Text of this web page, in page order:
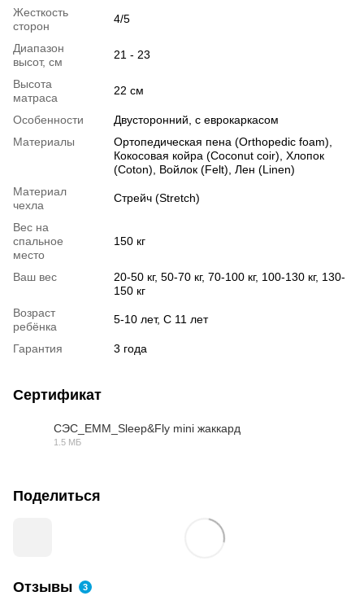
Жесткость
сторон
4/5
Диапазон
высот, см
21 - 23
Высота
матраса
22 см
Особенности
Двусторонний, с еврокаркасом
Материалы
Ортопедическая пена (Orthopedic foam),
Кокосовая койра (Coconut coir), Хлопок
(Coton), Войлок (Felt), Лен (Linen)
Материал
чехла
Стрейч (Stretch)
Вес на
спальное
место
150 кг
Ваш вес
20-50 кг, 50-70 кг, 70-100 кг, 100-130 кг, 130-
150 кг
Возраст
ребёнка
5-10 лет, С 11 лет
Гарантия 3 года
Сертификат
СЭС_ЕММ_Sleep&Fly mini жаккард
1.5 МБ
Поделиться
Отзывы 3